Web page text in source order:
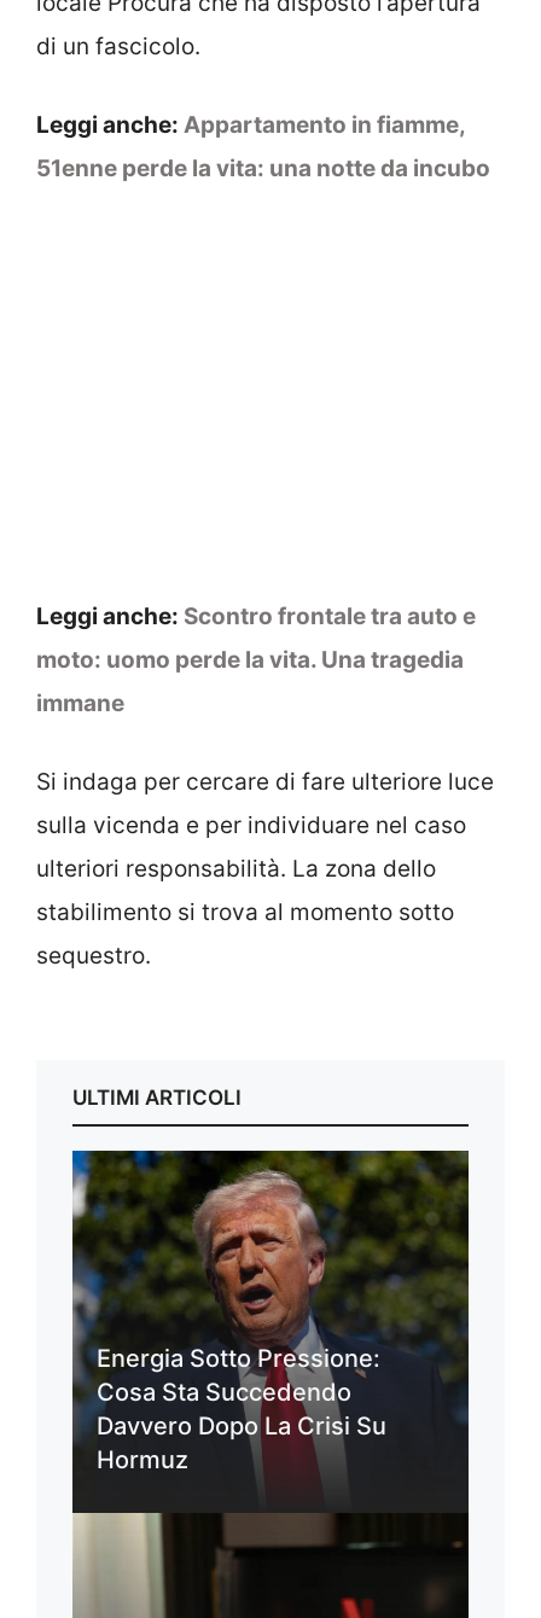
di un fascicolo.
Leggi anche: Appartamento in fiamme,
51enne perde la vita: una notte da incubo
Leggi anche: Scontro frontale tra auto e
moto: uomo perde la vita. Una tragedia
immane
Si indaga per cercare di fare ulteriore luce
sulla vicenda e per individuare nel caso
ulteriori responsabilità. La zona dello
stabilimento si trova al momento sotto
sequestro.
ULTIMI ARTICOLI
Energia Sotto Pressione:
Cosa Sta Succedendo
Davvero Dopo La Crisi Su
Hormuz